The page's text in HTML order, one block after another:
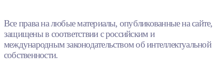
Все права на любые материалы, опубликованные на сайте,
защищены в соответствии с российским и
международным законодательством об интеллектуальной
собственности.